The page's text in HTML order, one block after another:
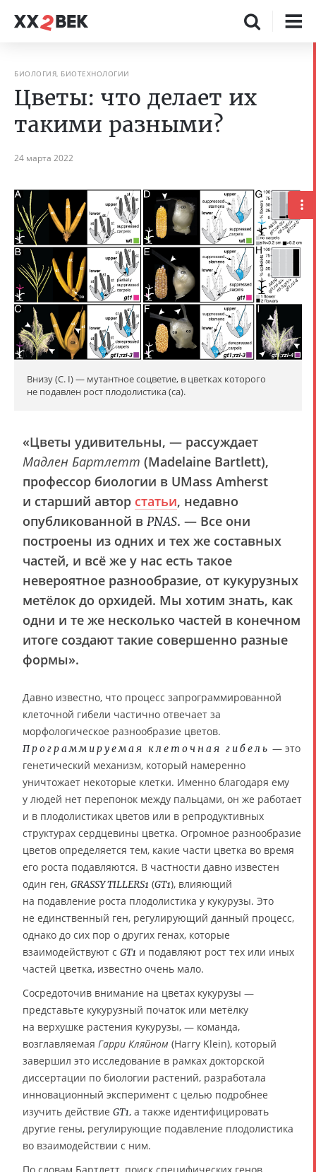
БИОЛОГИЯ, БИОТЕХНОЛОГИИ
Цветы: что делает их
такими разными?
24 марта 2022
Внизу (C. I) — мутантное соцветие, в цветках которого
не подавлен рост плодолистика (ca).
«Цветы удивительны, — рассуждает
Мадлен Бартлетт (Madelaine Bartlett),
профессор биологии в UMass Amherst
и старший автор статьи, недавно
опубликованной в PNAS. — Все они
построены из одних и тех же составных
частей, и всё же у нас есть такое
невероятное разнообразие, от кукурузных
метёлок до орхидей. Мы хотим знать, как
одни и те же несколько частей в конечном
итоге создают такие совершенно разные
формы».
Давно известно, что процесс запрограммированной
клеточной гибели частично отвечает за
морфологическое разнообразие цветов.
Программируемая клеточная гибель — это
генетический механизм, который намеренно
уничтожает некоторые клетки. Именно благодаря ему
у людей нет перепонок между пальцами, он же работает
и в плодолистиках цветов или в репродуктивных
структурах сердцевины цветка. Огромное разнообразие
цветов определяется тем, какие части цветка во время
его роста подавляются. В частности давно известен
один ген, GRASSY TILLERS1 (GT1), влияющий
на подавление роста плодолистика у кукурузы. Это
не единственный ген, регулирующий данный процесс,
однако до сих пор о других генах, которые
взаимодействуют с GT1 и подавляют рост тех или иных
частей цветка, известно очень мало.
Сосредоточив внимание на цветах кукурузы —
представьте кукурузный початок или метёлку
на верхушке растения кукурузы, — команда,
возглавляемая Гарри Кляйном (Harry Klein), который
завершил это исследование в рамках докторской
диссертации по биологии растений, разработала
инновационный эксперимент с целью подробнее
изучить действие GT1, а также идентифицировать
другие гены, регулирующие подавление плодолистика
во взаимодействии с ним.